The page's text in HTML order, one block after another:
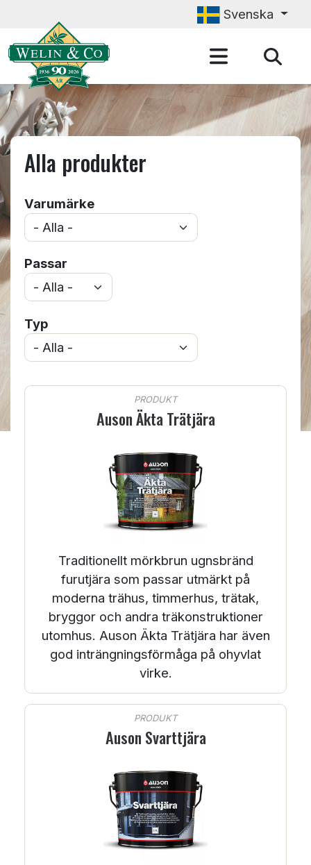
Svenska
Alla produkter
Varumärke
Passar
Typ
PRODUKT
Auson Äkta Trätjära
Traditionellt mörkbrun ugnsbränd
furutjära som passar utmärkt på
moderna trähus, timmerhus, trätak,
bryggor och andra träkonstruktioner
utomhus. Auson Äkta Trätjära har även
god inträngningsförmåga på ohyvlat
virke.
PRODUKT
Auson Svarttjära